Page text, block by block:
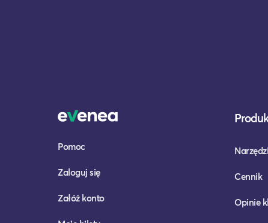
Pomoc
Zaloguj się
Załóż konto
Cennik
Opinie